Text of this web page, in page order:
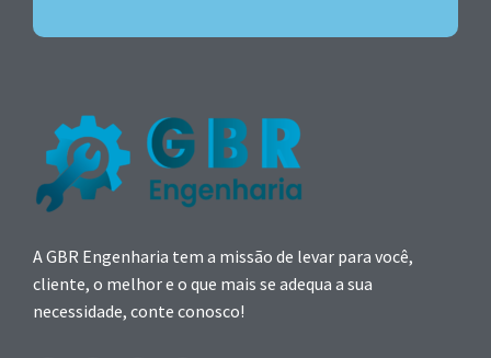
A GBR Engenharia tem a missão de levar para você,
cliente, o melhor e o que mais se adequa a sua
necessidade, conte conosco!